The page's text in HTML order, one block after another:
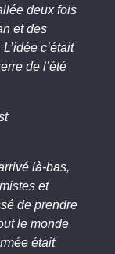
deux fois
et des
c’était
de l’été
là-bas,
et
de prendre
le monde
était